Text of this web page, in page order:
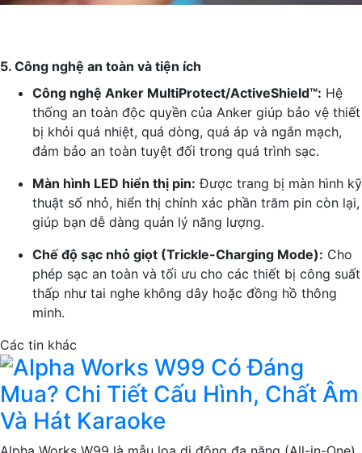
5. Công nghệ an toàn và tiện ích
Công nghệ Anker MultiProtect/ActiveShield™: Hệ
thống an toàn độc quyền của Anker giúp bảo vệ thiết
bị khỏi quá nhiệt, quá dòng, quá áp và ngắn mạch,
đảm bảo an toàn tuyệt đối trong quá trình sạc.
Màn hình LED hiển thị pin: Được trang bị màn hình kỹ
thuật số nhỏ, hiển thị chính xác phần trăm pin còn lại,
giúp bạn dễ dàng quản lý năng lượng.
Chế độ sạc nhỏ giọt (Trickle-Charging Mode): Cho
phép sạc an toàn và tối ưu cho các thiết bị công suất
thấp như tai nghe không dây hoặc đồng hồ thông
minh.
Các tin khác
Alpha Works W99 Có Đáng
Mua? Chi Tiết Cấu Hình, Chất Âm
Và Hát Karaoke